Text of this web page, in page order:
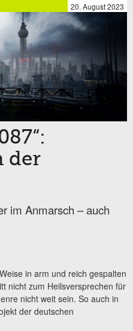
20. August 2023
der
im Anmarsch – auch
in arm und reich gespalten
nicht zum Heilsversprechen für
nicht weit sein. So auch in
der deutschen